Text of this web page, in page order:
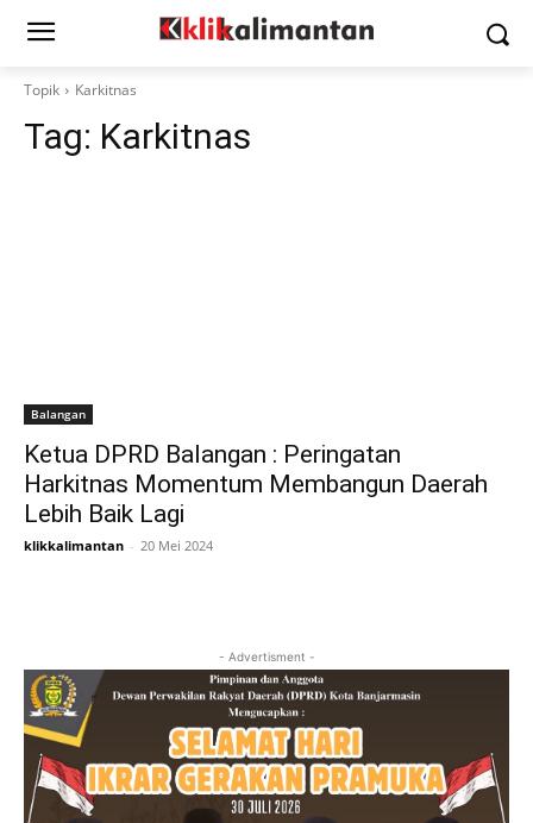
Topik Karkitnas
Tag: Karkitnas
Balangan
Ketua DPRD Balangan : Peringatan
Harkitnas Momentum Membangun Daerah
Lebih Baik Lagi
klikkalimantan - 20 Mei 2024
- Advertisment -